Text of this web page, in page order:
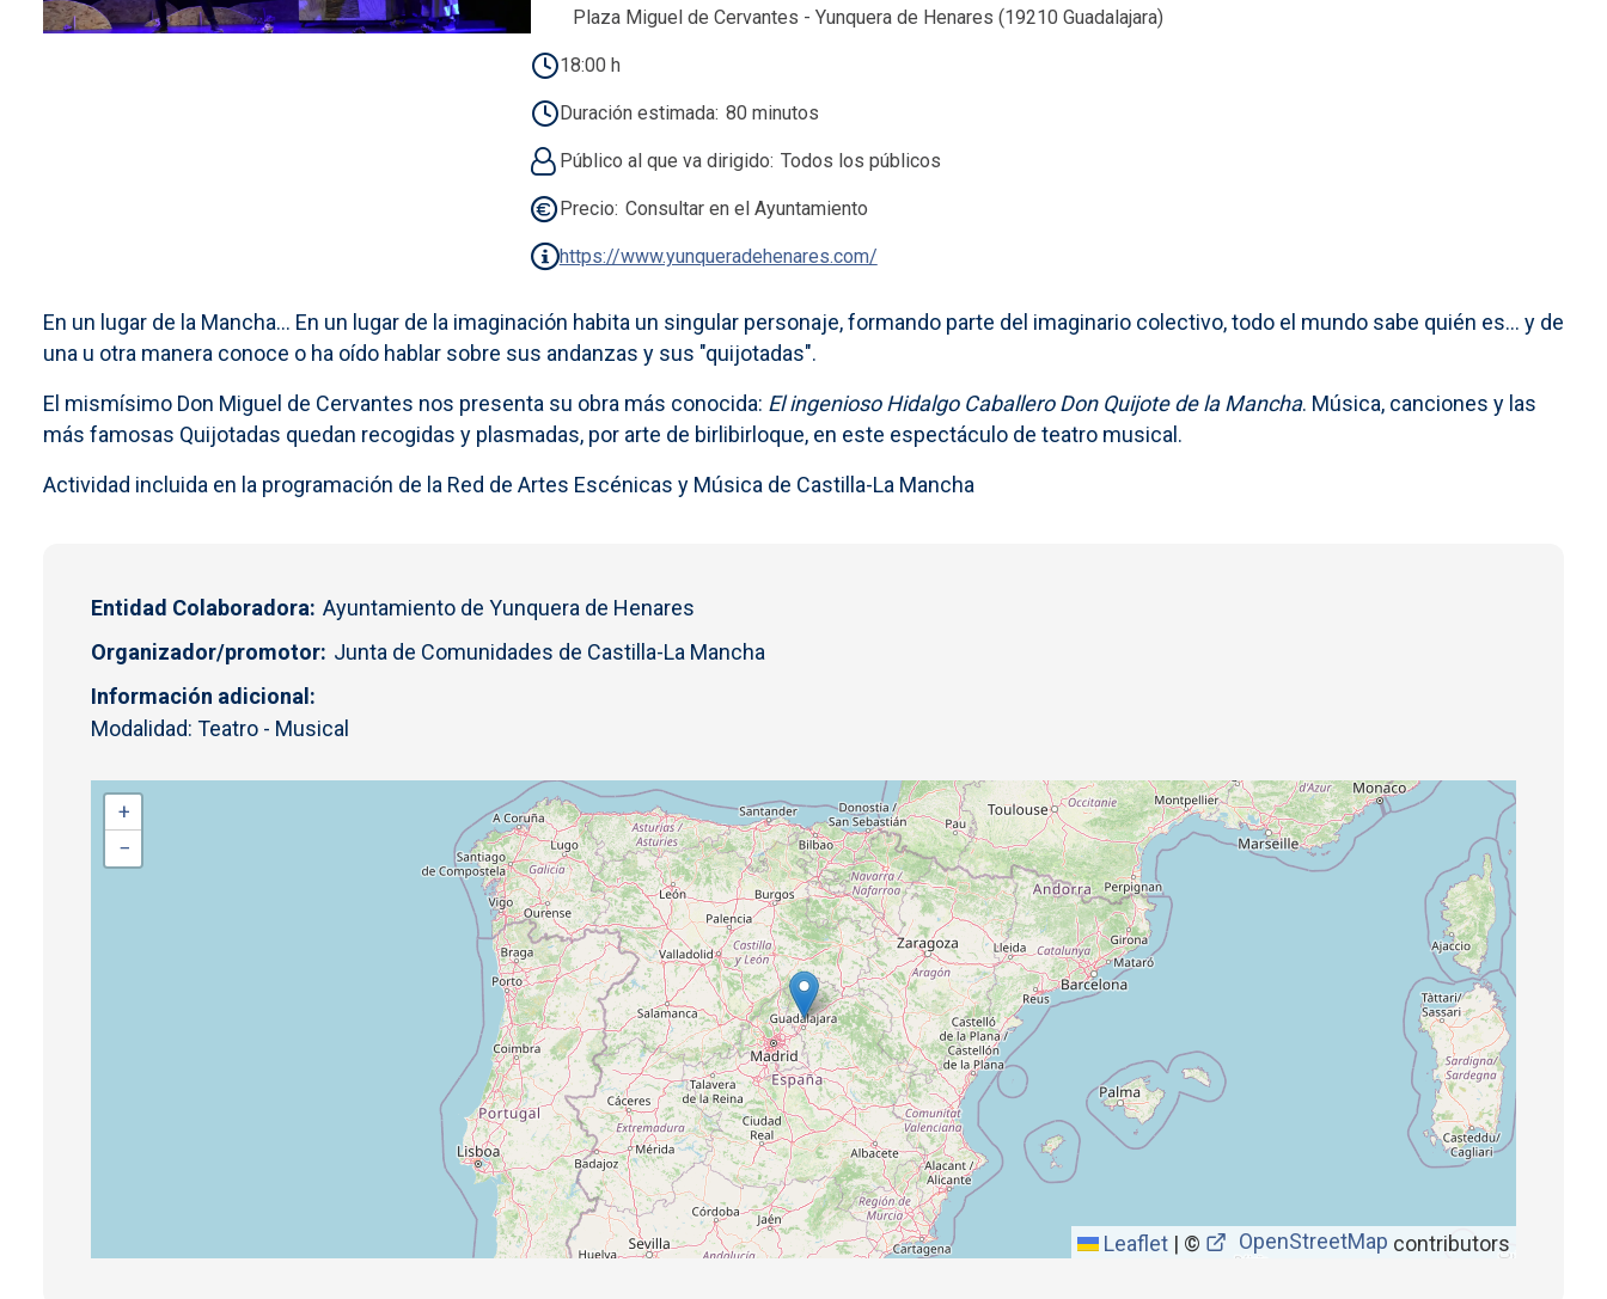
Plaza Miguel de Cervantes - Yunquera de Henares (19210 Guadalajara)
18:00 h
Duración estimada 80 minutos
Público al que va dirigido Todos los públicos
Precio Consultar en el Ayuntamiento
https://www.yunqueradehenares.com/
En un lugar de la Mancha... En un lugar de la imaginación habita un singular personaje, formando parte del imaginario colectivo, todo el mundo sabe quién es... y de
una u otra manera conoce o ha oído hablar sobre sus andanzas y sus "quijotadas".
El mismísimo Don Miguel de Cervantes nos presenta su obra más conocida: El ingenioso Hidalgo Caballero Don Quijote de la Mancha. Música, canciones y las
más famosas Quijotadas quedan recogidas y plasmadas, por arte de birlibirloque, en este espectáculo de teatro musical.
Actividad incluida en la programación de la Red de Artes Escénicas y Música de Castilla-La Mancha
Entidad Colaboradora Ayuntamiento de Yunquera de Henares
Organizador/promotor Junta de Comunidades de Castilla-La Mancha
Información adicional
Modalidad: Teatro - Musical
+
−
Leaflet | © OpenStreetMap contributors